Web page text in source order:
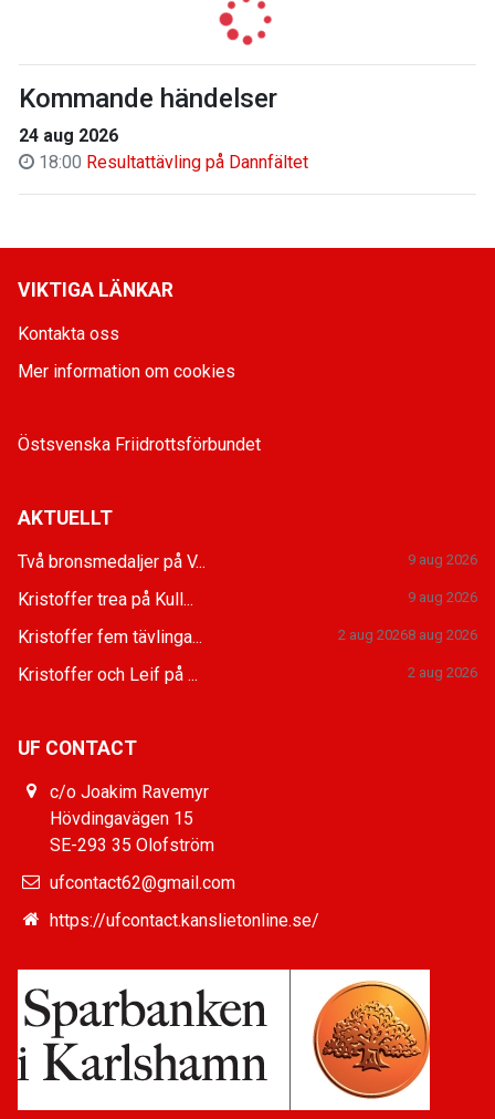
Kommande händelser
24 aug 2026
18:00 Resultattävling på Dannfältet
VIKTIGA LÄNKAR
Kontakta oss
Mer information om cookies
Östsvenska Friidrottsförbundet
AKTUELLT
Två bronsmedaljer på V... 9 aug 2026
Kristoffer trea på Kull... 9 aug 2026
8 aug 2026
Kristoffer fem tävlinga... 2 aug 2026
Kristoffer och Leif på ... 2 aug 2026
UF CONTACT
c/o Joakim Ravemyr
Hövdingavägen 15
SE-293 35 Olofström
ufcontact62@gmail.com
https://ufcontact.kanslietonline.se/